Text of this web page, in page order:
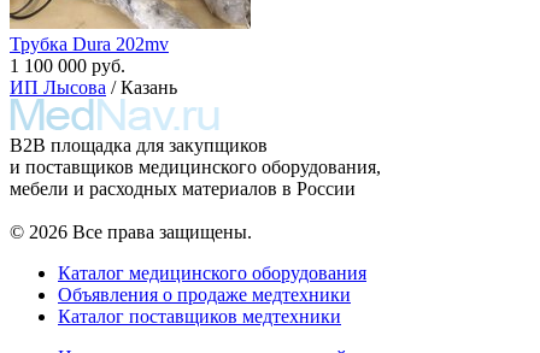
Трубка Dura 202mv
1 100 000 руб.
ИП Лысова / Казань
B2B площадка для закупщиков
и поставщиков медицинского оборудования,
мебели и расходных материалов в России
© 2026 Все права защищены.
Каталог медицинского оборудования
Объявления о продаже медтехники
Каталог поставщиков медтехники